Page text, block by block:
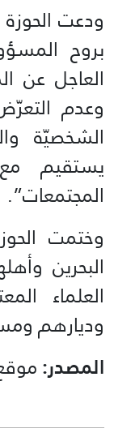
ودعت
بروح
العاجل عن
وعدم
الشخصيّة
يستقيم
المجتمعات”.
وختمت
البحرين
العلماء
وديارهم
المصدر: